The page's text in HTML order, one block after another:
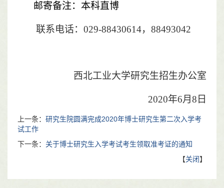
邮寄备注：本科直博
联系电话： 029-88430614，88493042
西北工业大学研究生招生办公室
2020年6月 8 日
上一条： 研究生院圆满完成2020年博士研究生第二次入学考
试工作
下一条： 关于博士研究生入学考试考生领取准考证的通知
【关闭】